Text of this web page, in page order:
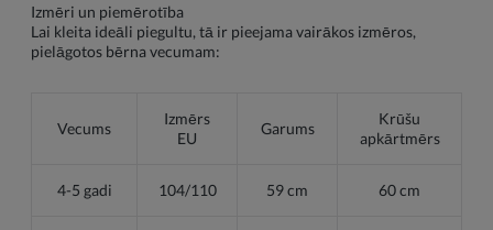
Izmēri un piemērotība
Lai kleita ideāli piegultu, tā ir pieejama vairākos izmēros,
pielāgotos bērna vecumam:
Vecums
Izmērs
EU
Garums
Krūšu
apkārtmērs
4-5 gadi 104/110 59 cm 60 cm